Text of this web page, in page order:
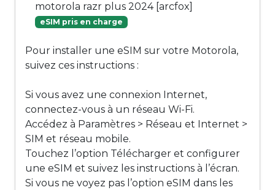
motorola razr plus 2024 [arcfox]
eSIM pris en charge
Pour installer une eSIM sur votre Motorola,
suivez ces instructions :
Si vous avez une connexion Internet,
connectez-vous à un réseau Wi-Fi.
Accédez à Paramètres > Réseau et Internet >
SIM et réseau mobile.
Touchez l’option Télécharger et configurer
une eSIM et suivez les instructions à l’écran.
Si vous ne voyez pas l’option eSIM dans les